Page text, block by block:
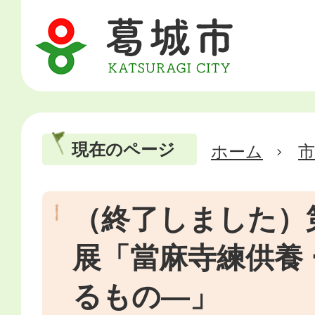
現在のページ ホーム
（終了しました
展「當麻寺練供養
るもの―」